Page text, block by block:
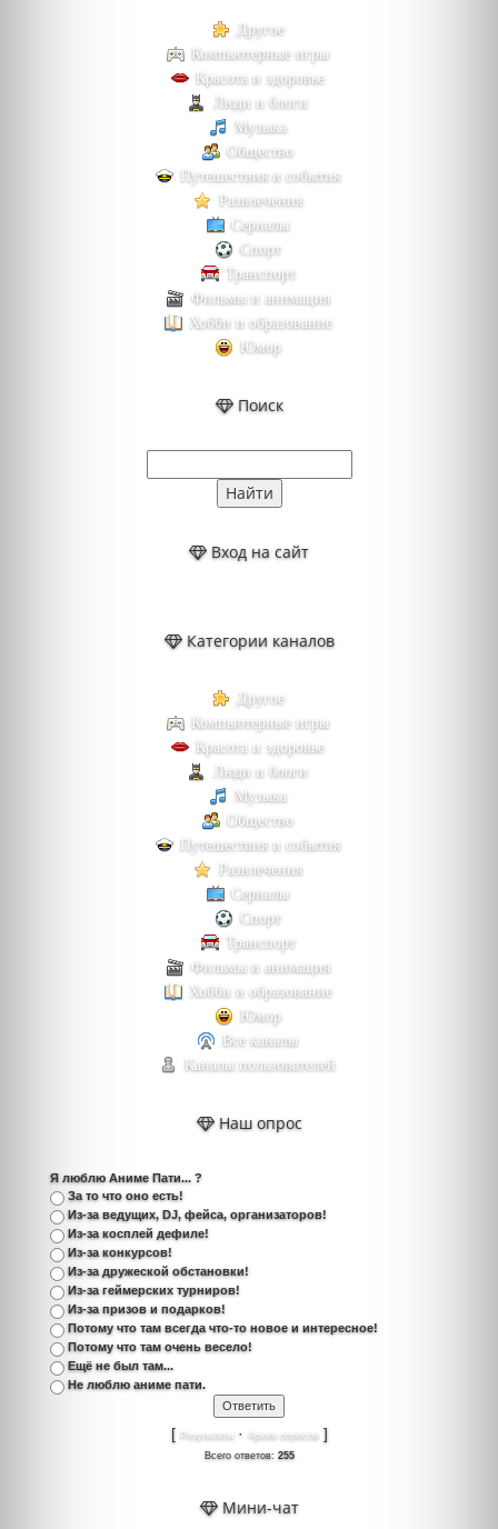
Другое
Компьютерные игры
Красота и здоровье
Люди и блоги
Музыка
Общество
Путешествия и события
Развлечения
Сериалы
Спорт
Транспорт
Фильмы и анимация
Хобби и образование
Юмор
Поиск
Вход на сайт
Категории каналов
Другое
Компьютерные игры
Красота и здоровье
Люди и блоги
Музыка
Общество
Путешествия и события
Развлечения
Сериалы
Спорт
Транспорт
Фильмы и анимация
Хобби и образование
Юмор
Все каналы
Каналы пользователей
Наш опрос
Я люблю Аниме Пати... ?
За то что оно есть!
Из-за ведущих, DJ, фейса, организаторов!
Из-за косплей дефиле!
Из-за конкурсов!
Из-за дружеской обстановки!
Из-за геймерских турниров!
Из-за призов и подарков!
Потому что там всегда что-то новое и интересное!
Потому что там очень весело!
Ещё не был там...
Не люблю аниме пати.
[ Результаты · Архив опросов]
Всего ответов: 255
Мини-чат